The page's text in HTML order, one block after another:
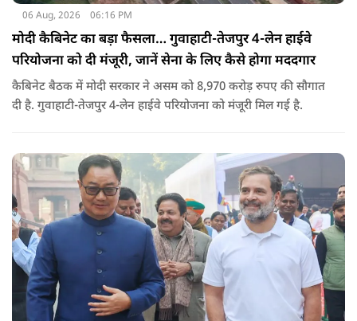
06 Aug, 2026 06:16 PM
मोदी कैबिनेट का बड़ा फैसला… गुवाहाटी-तेजपुर 4-लेन हाईवे
परियोजना को दी मंजूरी, जानें सेना के लिए कैसे होगा मददगार
कैबिनेट बैठक में मोदी सरकार ने असम को 8,970 करोड़ रुपए की सौगात
दी है. गुवाहाटी-तेजपुर 4-लेन हाईवे परियोजना को मंजूरी मिल गई है.